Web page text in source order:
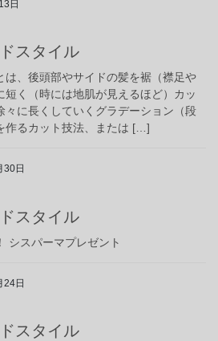
日
スタイル
は、後頭部やサイドの髪を裾（襟足や
く（時には地肌が見えるほど）カッ
々に長くしていくグラデーション（段
作るカット技法、または […]
30日
スタイル
シスパーマプレゼント
24日
スタイル